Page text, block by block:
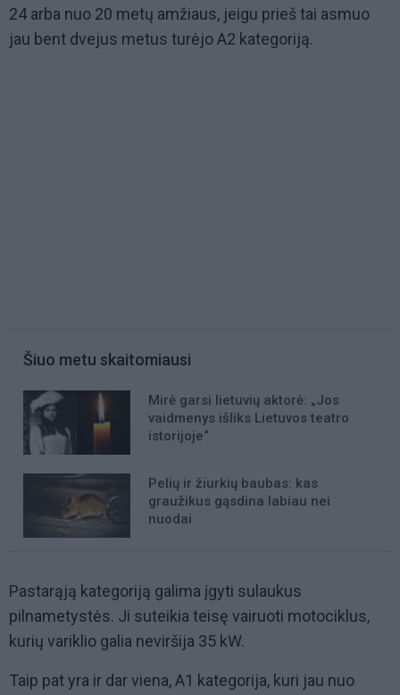
24 arba nuo 20 metų amžiaus, jeigu prieš tai asmuo
jau bent dvejus metus turėjo A2 kategoriją.
Šiuo metu skaitomiausi
Mirė garsi lietuvių aktorė: „Jos
vaidmenys išliks Lietuvos teatro
istorijoje“
Pelių ir žiurkių baubas: kas
graužikus gąsdina labiau nei
nuodai
Pastarąją kategoriją galima įgyti sulaukus
pilnametystės. Ji suteikia teisę vairuoti motociklus,
kurių variklio galia neviršija 35 kW.
Taip pat yra ir dar viena, A1 kategorija, kuri jau nuo